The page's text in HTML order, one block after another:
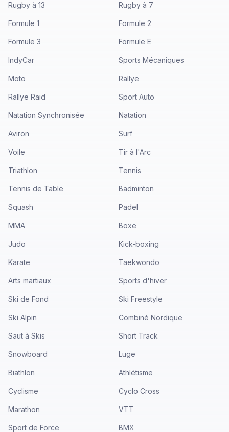
Rugby à 13 Rugby à 7
Formule 1 Formule 2
Formule 3 Formule E
IndyCar Sports Mécaniques
Moto Rallye
Rallye Raid Sport Auto
Natation Synchronisée Natation
Aviron Surf
Voile Tir à l'Arc
Triathlon Tennis
Tennis de Table Badminton
Squash Padel
MMA Boxe
Judo Kick-boxing
Karate Taekwondo
Arts martiaux Sports d'hiver
Ski de Fond Ski Freestyle
Ski Alpin Combiné Nordique
Saut à Skis Short Track
Snowboard Luge
Biathlon Athlétisme
Cyclisme Cyclo Cross
Marathon VTT
Sport de Force BMX